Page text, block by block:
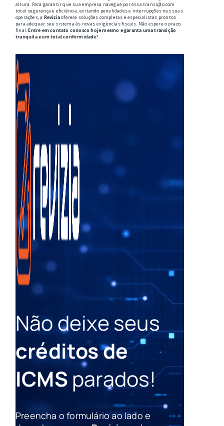
altura. Para garantir que sua empresa navegue por essa transição com
total segurança e eficiência, evitando penalidades e interrupções nas suas
operações, a Reviziaoferece soluções completas e especialistas prontos
para adequar seu sistema às novas exigências fiscais. Não espere o prazo
final.Entre em contato conosco hoje mesmo e garanta uma transição
tranquila e em total conformidade!
Não deixe seus
créditos de
ICMSparados!
Preencha o formulário ao lado e